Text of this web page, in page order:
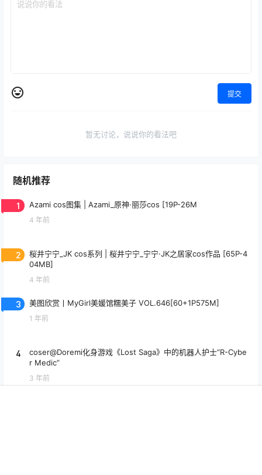
提交
暂无讨论，说说你的看法吧
随机推荐
1 Azami cos图集 | Azami_原神·丽莎cos [19P-26M
4 年前
2
桜井宁宁_JK cos系列 | 桜井宁宁_宁宁·JK之居家cos作品 [65P-4
04MB]
4 年前
3 美图欣赏丨MyGirl美媛馆糯美子 VOL.646[60+1P575M]
1 年前
4
coser@Doremi化身游戏《Lost Saga》中的机器人护士“R-Cybe
r Medic”
3 年前